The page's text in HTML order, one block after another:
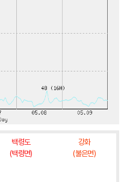
백령도
(백령면)
강화
(불은면)